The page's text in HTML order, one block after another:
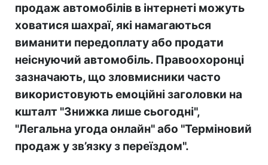
продаж автомобілів в інтернеті можуть
ховатися шахраї, які намагаються
виманити передоплату або продати
неіснуючий автомобіль. Правоохоронці
зазначають, що зловмисники часто
використовують емоційні заголовки на
кшталт "Знижка лише сьогодні",
"Легальна угода онлайн" або "Терміновий
продаж у зв’язку з переїздом".